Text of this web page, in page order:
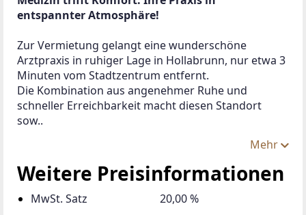
entspannter Atmosphäre!
Zur Vermietung gelangt eine wunderschöne
Arztpraxis in ruhiger Lage in Hollabrunn, nur etwa 3
Minuten vom Stadtzentrum entfernt.
Die Kombination aus angenehmer Ruhe und
schneller Erreichbarkeit macht diesen Standort
sow..
Mehr
Weitere Preisinformationen
MwSt. Satz 20,00 %